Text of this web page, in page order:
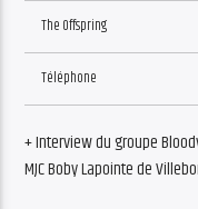
The Offspring
Téléphone
+ Interview du groupe
MJC Boby Lapointe de